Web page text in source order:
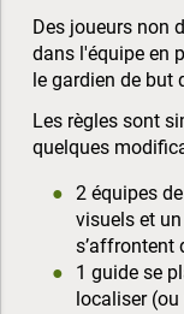
Des joueurs non
dans l'équipe en
le gardien de but
Les règles sont
quelques
2 équipes
visuels et
s’affrontent
1 guide se
localiser